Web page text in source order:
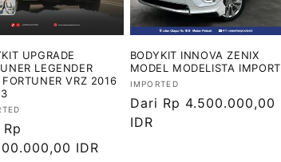
UPGRADE
LEGENDER
VRZ 2016
IDR
BODYKIT INNOVA ZENIX
MODEL MODELISTA IMPORT
Vendor:
IMPORTED
Harga
reguler
Dari Rp 4.500.000,00
IDR